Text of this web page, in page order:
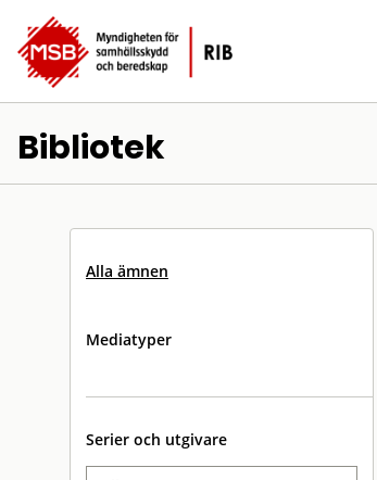
Bibliotek
Alla ämnen
Mediatyper
Serier och utgivare